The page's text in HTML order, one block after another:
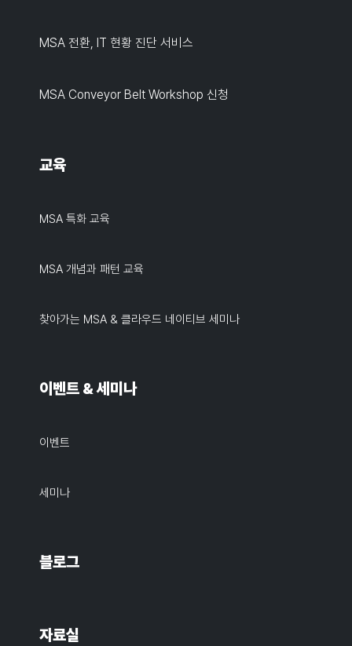
MSA 전환, IT 현황 진단 서비스
MSA Conveyor Belt Workshop 신청
교육
MSA 특화 교육
MSA 개념과 패턴 교육
찾아가는 MSA & 클라우드 네이티브 세미나
이벤트 & 세미나
이벤트
세미나
블로그
자료실